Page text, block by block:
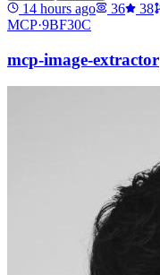
14 hours ago 36 38
MCP·9BF30C
mcp-image-extractor